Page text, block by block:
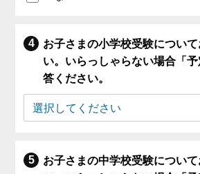
お子さまの小学校受験につい
い。いらっしゃらない場合「
答ください。
お子さまの中学校受験につい